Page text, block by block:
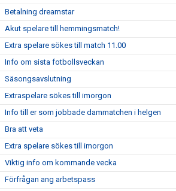
Betalning dreamstar
Akut spelare till hemmingsmatch!
Extra spelare sökes till match 11.00
Info om sista fotbollsveckan
Säsongsavslutning
Extraspelare sökes till imorgon
Info till er som jobbade dammatchen i helgen
Bra att veta
Extra spelare sökes till imorgon
Viktig info om kommande vecka
Förfrågan ang arbetspass